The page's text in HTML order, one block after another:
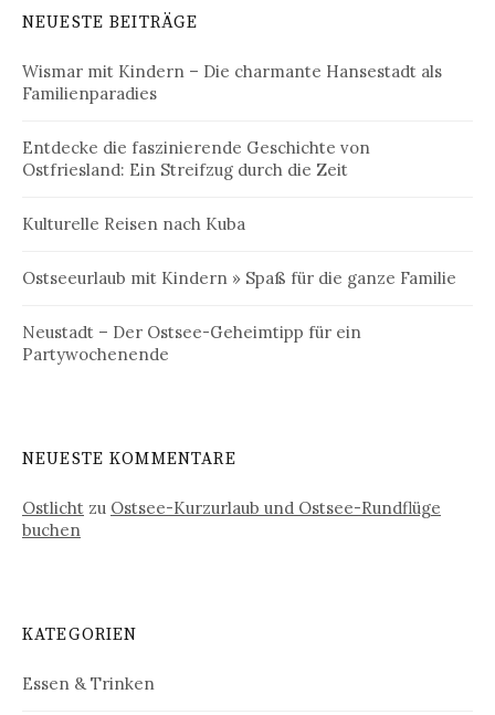
NEUESTE BEITRÄGE
Wismar mit Kindern – Die charmante Hansestadt als
Familienparadies
Entdecke die faszinierende Geschichte von
Ostfriesland: Ein Streifzug durch die Zeit
Kulturelle Reisen nach Kuba
Ostseeurlaub mit Kindern » Spaß für die ganze Familie
Neustadt – Der Ostsee-Geheimtipp für ein
Partywochenende
NEUESTE KOMMENTARE
Ostlicht zu Ostsee-Kurzurlaub und Ostsee-Rundflüge
buchen
KATEGORIEN
Essen & Trinken